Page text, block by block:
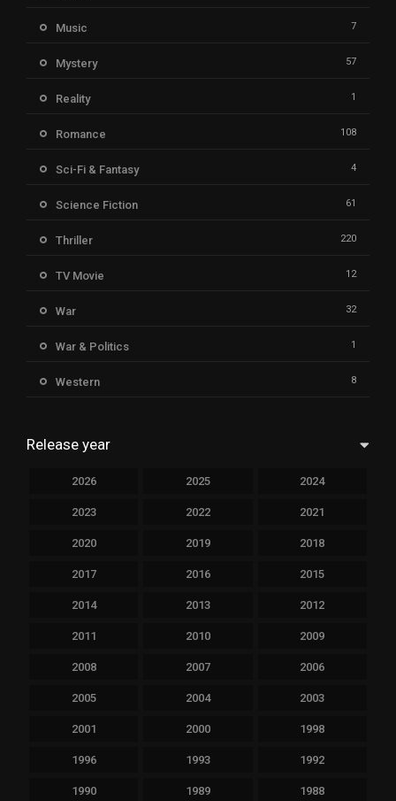
Music 7
Mystery 57
Reality 1
Romance 108
Sci-Fi & Fantasy 4
Science Fiction 61
Thriller 220
TV Movie 12
War 32
War & Politics 1
Western 8
Release year
2026 2025 2024
2023 2022 2021
2020 2019 2018
2017 2016 2015
2014 2013 2012
2011 2010 2009
2008 2007 2006
2005 2004 2003
2001 2000 1998
1996 1993 1992
1990 1989 1988